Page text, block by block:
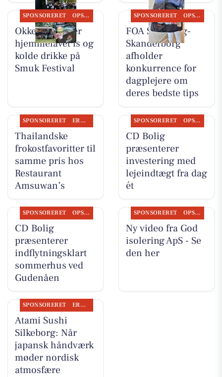
SPONSORERET OPSLAGSTAVLEN
Okkels serverer
hjemmelavet is og
kolde drikke på
Smuk Festival
SPONSORERET OPSLAGSTAVLEN
FOA Silkeborg-
Skanderborg
afholder
konkurrence for
dagplejere om
deres bedste tips
SPONSORERET ERHVERV
Thailandske
frokostfavoritter til
samme pris hos
Restaurant
Amsuwan’s
SPONSORERET OPSLAGSTAVLEN
CD Bolig
præsenterer
investering med
lejeindtægt fra dag
ét
SPONSORERET OPSLAGSTAVLEN
CD Bolig
præsenterer
indflytningsklart
sommerhus ved
Gudenåen
SPONSORERET OPSLAGSTAVLEN
Ny video fra God
isolering ApS - Se
den her
SPONSORERET ERHVERV
Atami Sushi
Silkeborg: Når
japansk håndværk
møder nordisk
atmosfære